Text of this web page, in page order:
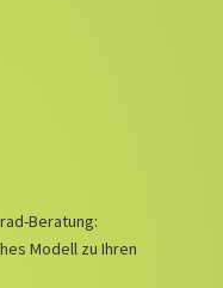
Beratung:
Modell zu Ihren